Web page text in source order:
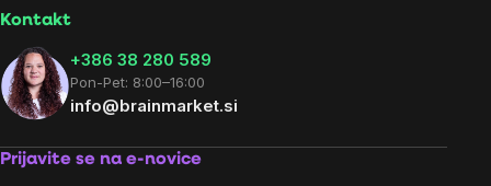
Kontakt
+386 38 280 589
Pon-Pet: 8:00–16:00
info@brainmarket.si
Prijavite se na e-novice